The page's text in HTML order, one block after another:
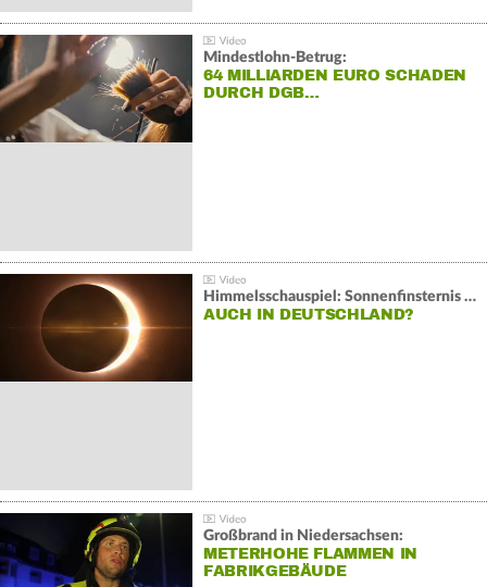
Mindestlohn-Betrug:
64 MILLIARDEN EURO SCHADEN
DURCH DGB…
Himmelsschauspiel: Sonnenfinsternis über Spanien
AUCH IN DEUTSCHLAND?
Großbrand in Niedersachsen:
METERHOHE FLAMMEN IN
FABRIKGEBÄUDE